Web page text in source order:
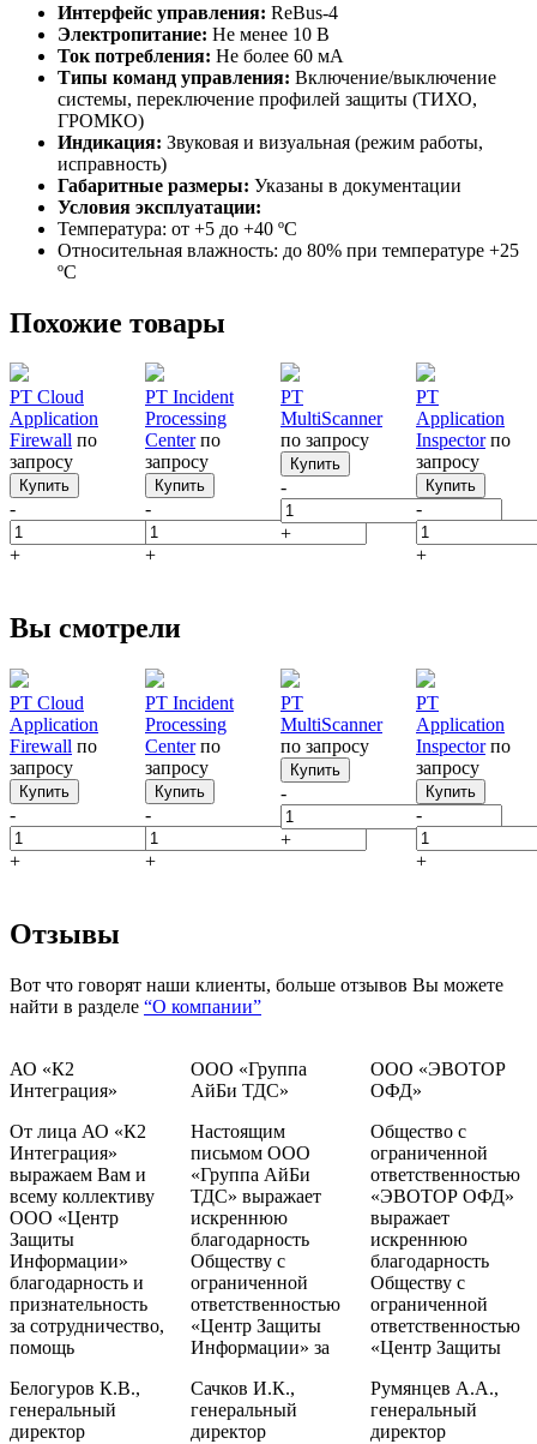
Интерфейс управления: ReBus-4
Электропитание: Не менее 10 В
Ток потребления: Не более 60 мА
Типы команд управления: Включение/выключение
системы, переключение профилей защиты (ТИХО,
ГРОМКО)
Индикация: Звуковая и визуальная (режим работы,
исправность)
Габаритные размеры: Указаны в документации
Условия эксплуатации:
Температура: от +5 до +40 ºС
Относительная влажность: до 80% при температуре +25
ºС
Похожие товары
PT Cloud
Application
Firewall по
запросу
Купить
-
+
PT Incident
Processing
Center по
запросу
Купить
-
+
PT
MultiScanner
по запросу
Купить
-
+
PT
Application
Inspector по
запросу
Купить
-
+
Вы смотрели
PT Cloud
Application
Firewall по
запросу
Купить
-
+
PT Incident
Processing
Center по
запросу
Купить
-
+
PT
MultiScanner
по запросу
Купить
-
+
PT
Application
Inspector по
запросу
Купить
-
+
Отзывы
Вот что говорят наши клиенты, больше отзывов Вы можете
найти в разделе “О компании”
АО «К2
Интеграция»
От лица АО «К2
Интеграция»
выражаем Вам и
всему коллективу
ООО «Центр
Защиты
Информации»
благодарность и
признательность
за сотрудничество,
помощь
Белогуров К.В.,
генеральный
директор
ООО «Группа
АйБи ТДС»
Настоящим
письмом ООО
«Группа АйБи
ТДС» выражает
искреннюю
благодарность
Обществу с
ограниченной
ответственностью
«Центр Защиты
Информации» за
Сачков И.К.,
генеральный
директор
ООО «ЭВОТОР
ОФД»
Общество с
ограниченной
ответственностью
«ЭВОТОР ОФД»
выражает
искреннюю
благодарность
Обществу с
ограниченной
ответственностью
«Центр Защиты
Румянцев А.А.,
генеральный
директор